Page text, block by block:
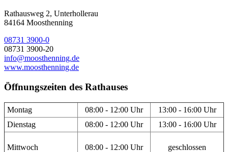
Rathausweg 2, Unterhollerau
84164 Moosthenning
08731 3900-0
08731 3900-20
info@moosthenning.de
www.moosthenning.de
Öffnungszeiten des Rathauses
Montag 08:00 - 12:00 Uhr
13:00 - 16:00 Uhr
Dienstag
08:00 - 12:00 Uhr 13:00 - 16:00 Uhr
Mittwoch 08:00 - 12:00 Uhr geschlossen